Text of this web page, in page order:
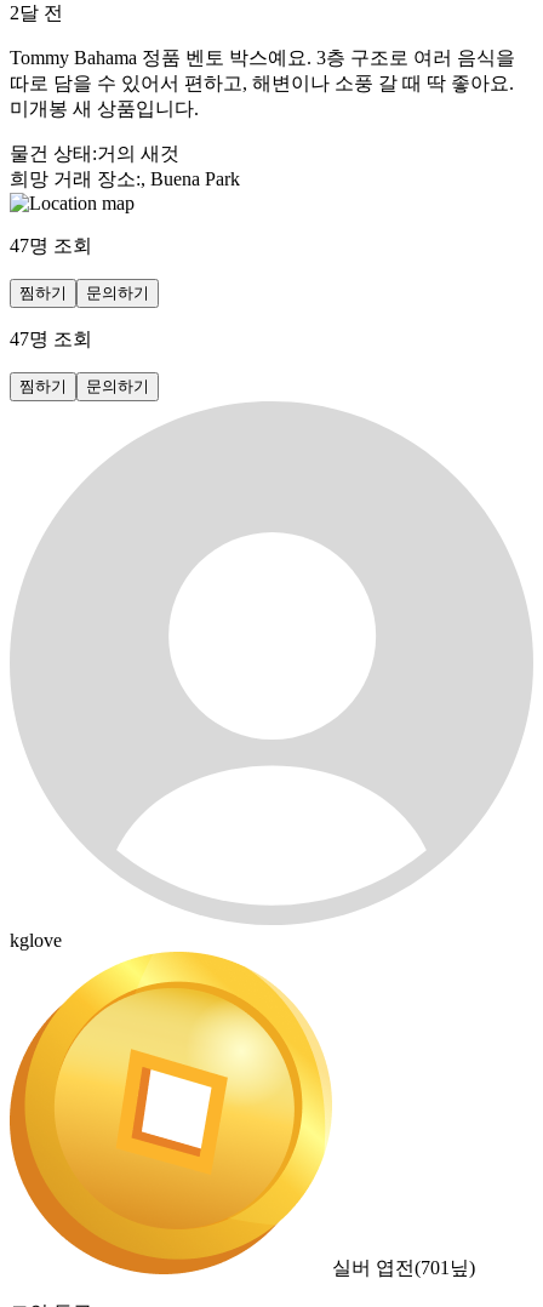
2달 전
Tommy Bahama 정품 벤토 박스예요. 3층 구조로 여러 음식을
따로 담을 수 있어서 편하고, 해변이나 소풍 갈 때 딱 좋아요.
미개봉 새 상품입니다.
물건 상태 :거의 새것
희망 거래 장소:, Buena Park
47명 조회
찜하기 문의하기
47명 조회
찜하기 문의하기
kglove
실버 엽전(701 닢)